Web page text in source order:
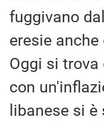
fuggivano
eresie
Oggi si
con
libanese si